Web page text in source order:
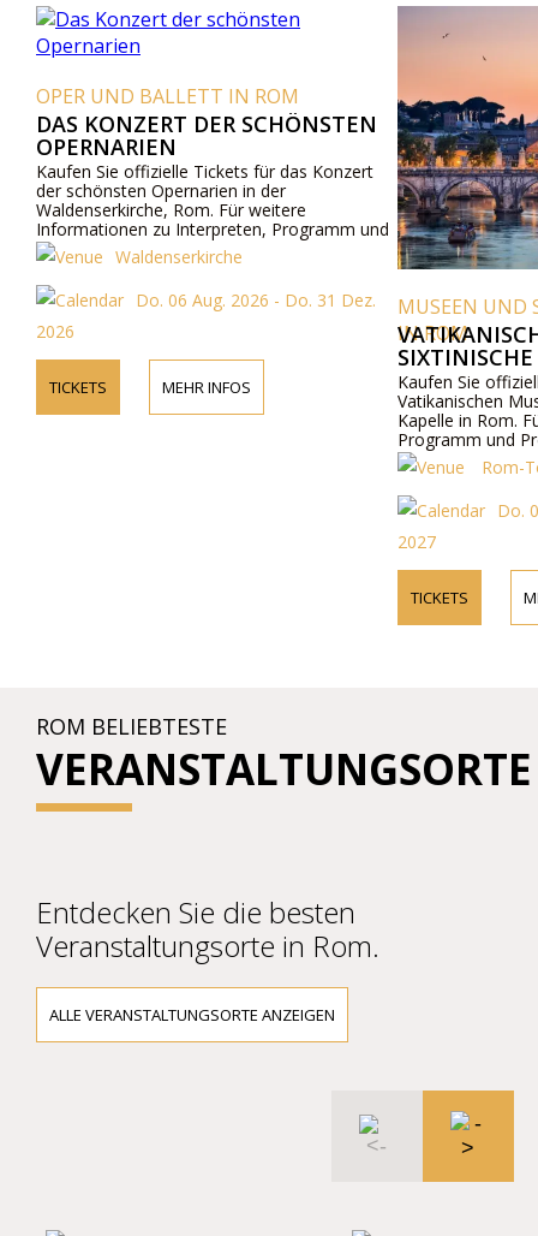
OPER UND BALLETT IN ROM
DAS KONZERT DER SCHÖNSTEN
OPERNARIEN
Kaufen Sie offizielle Tickets für das Konzert
der schönsten Opernarien in der
Waldenserkirche, Rom. Für weitere
Informationen zu Interpreten, Programm und
Ticketpreisen besuchen Sie bitte unsere
Website oder kontaktieren Sie uns telefonisch.
Waldenserkirche
Do. 06 Aug. 2026 - Do. 31 Dez.
2026
TICKETS MEHR INFOS
MUSEEN UND
IN ROM
SIXTINISCHE
Kaufen Sie
Vatikanischen
Kapelle in Rom.
Programm und
unsere Website
telefonisch. Rom-
Do.
2027
TICKETS
ROM BELIEBTESTE
VERANSTALTUNGSORTE
Entdecken Sie die besten
Veranstaltungsorte in Rom.
ALLE VERANSTALTUNGSORTE ANZEIGEN